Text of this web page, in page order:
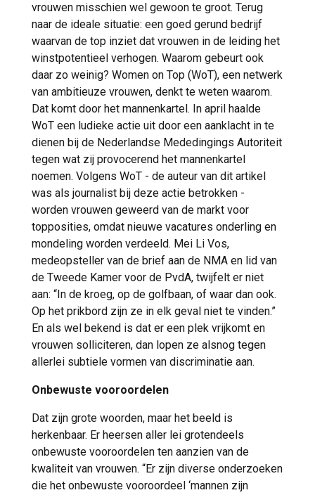
vrouwen misschien wel gewoon te groot. Terug
naar de ideale situatie: een goed gerund bedrijf
waarvan de top inziet dat vrouwen in de leiding het
winstpotentieel verhogen. Waarom gebeurt ook
daar zo weinig? Women on Top (WoT), een netwerk
van ambitieuze vrouwen, denkt te weten waarom.
Dat komt door het mannenkartel. In april haalde
WoT een ludieke actie uit door een aanklacht in te
dienen bij de Nederlandse Mededingings Autoriteit
tegen wat zij provocerend het mannenkartel
noemen. Volgens WoT - de auteur van dit artikel
was als journalist bij deze actie betrokken -
worden vrouwen geweerd van de markt voor
topposities, omdat nieuwe vacatures onderling en
mondeling worden verdeeld. Mei Li Vos,
medeopsteller van de brief aan de NMA en lid van
de Tweede Kamer voor de PvdA, twijfelt er niet
aan: “In de kroeg, op de golfbaan, of waar dan ook.
Op het prikbord zijn ze in elk geval niet te vinden.”
En als wel bekend is dat er een plek vrijkomt en
vrouwen solliciteren, dan lopen ze alsnog tegen
allerlei subtiele vormen van discriminatie aan.
Onbewuste vooroordelen
Dat zijn grote woorden, maar het beeld is
herkenbaar. Er heersen aller lei grotendeels
onbewuste vooroordelen ten aanzien van de
kwaliteit van vrouwen. “Er zijn diverse onderzoeken
die het onbewuste vooroordeel ‘mannen zijn